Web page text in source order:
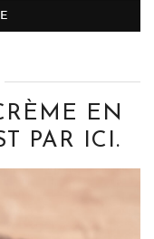
EN
PAR ICI.